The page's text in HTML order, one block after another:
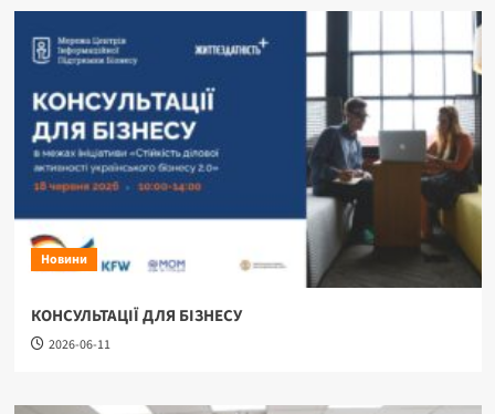
Новини
КОНСУЛЬТАЦІЇ ДЛЯ БІЗНЕСУ
2026-06-11